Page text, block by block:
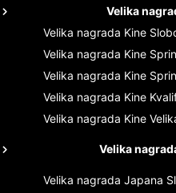
Velika
Velika nagrada Kine
Velika nagrada Kine
Velika nagrada Kine
Velika nagrada Kine
Velika nagrada Kine
Velika
Velika nagrada Japana